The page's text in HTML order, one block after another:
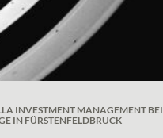
INVESTMENT MANAGEMENT
IN FÜRSTENFELDBRUCK